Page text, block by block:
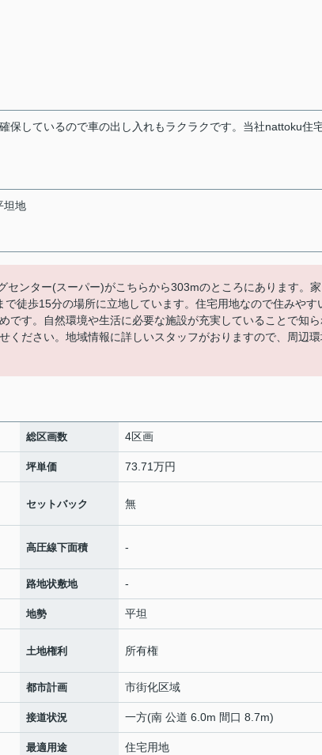
保しているので車の出し入れもラクラクです。当社nattoku住
坦地
センター(スーパー)がこちらから303mのところにあります。家
徒歩15分の場所に立地しています。住宅用地なので住みやす
です。自然環境や生活に必要な施設が充実していることで知
ください。地域情報に詳しいスタッフがおりますので、周辺
総区画数 4区画
坪単価 73.71万円
セットバック 無
高圧線下面積 -
路地状敷地 -
地勢 平坦
土地権利 所有権
都市計画 市街化区域
接道状況 一方(南 公道 6.0m 間口 8.7m)
最適用途 住宅用地